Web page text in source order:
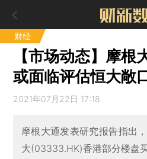
财经
【市场动态】摩根
或面临评估恒大敞
2021年07月22日 17:18
摩根大通发表研究报告指出
大(03333.HK)香港部分楼盘